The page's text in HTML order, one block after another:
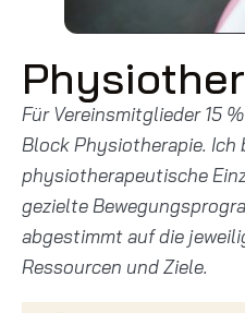
Für Vereinsmitglieder 15
Block Physiotherapie. Ich
physiotherapeutische
gezielte
abgestimmt auf die
Ressourcen und Ziele.